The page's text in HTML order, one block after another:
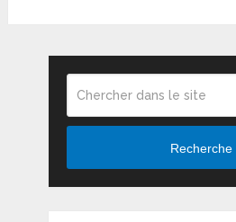
Recherche